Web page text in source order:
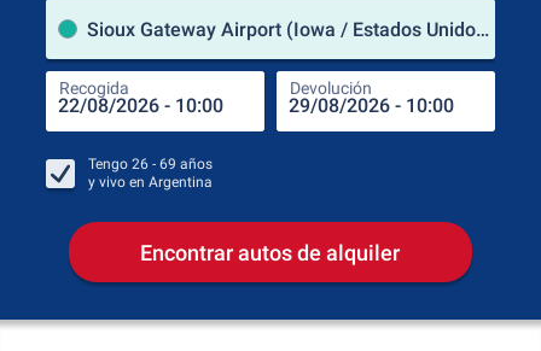
Sioux Gateway Airport (Iowa / Estados Unidos de América)
Recogida Devolución
Tengo 26 - 69 años
y vivo en Argentina
Encontrar autos de alquiler